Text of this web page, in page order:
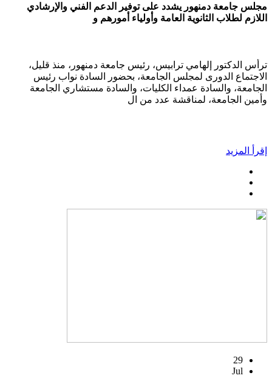
مجلس جامعة دمنهور يشدد على توفير الدعم الفني والإرشادي
اللازم لطلاب الثانوية العامة وأولياء أمورهم و
ترأس الدكتور إلهامي ترابيس، رئيس جامعة دمنهور، منذ قليل،
الاجتماع الدورى لمجلس الجامعة، بحضور السادة نواب رئيس
الجامعة، والسادة عمداء الكليات، والسادة مستشاري الجامعة
وأمين الجامعة، لمناقشة عدد من ال
إقرأ المزيد
29
Jul